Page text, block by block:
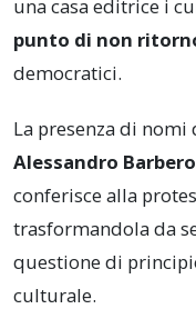
una casa editrice i
punto di non
democratici.
La presenza di
Alessandro Barbero
conferisce alla
trasformandola da
questione di
culturale.